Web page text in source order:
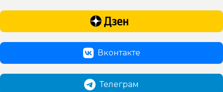
Вконтакте
Телеграм